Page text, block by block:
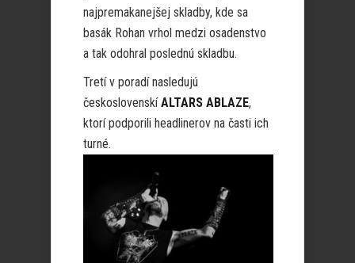
najpremakanejšej skladby, kde sa
basák Rohan vrhol medzi osadenstvo
a tak odohral poslednú skladbu.
Tretí v poradí nasledujú
československíALTARS ABLAZE,
ktorí podporili headlinerov na časti ich
turné.